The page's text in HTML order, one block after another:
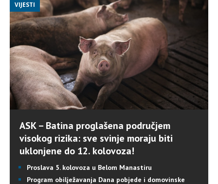
VIJESTI
ASK – Batina proglašena područjem
visokog rizika: sve svinje moraju biti
uklonjene do 12. kolovoza!
Proslava 5. kolovoza u Belom Manastiru
Program obilježavanja Dana pobjede i domovinske